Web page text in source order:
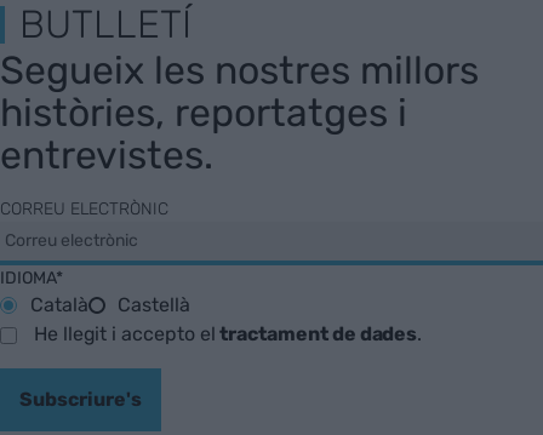
BUTLLETÍ
Segueix les nostres millors
històries, reportatges i
entrevistes.
CORREU ELECTRÒNIC
IDIOMA*
Català
Castellà
He llegit i accepto eltractament de dades.
Subscriure's